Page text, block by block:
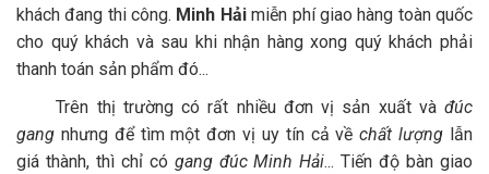
khách đang thi công. Minh Hảimiễn phí giao hàng toàn quốc
cho quý khách và sau khi nhận hàng xong quý khách phải
thanh toán sản phẩm đó...
Trên thị trường có rất nhiều đơn vị sản xuất và đúc
gang nhưng để tìm một đơn vị uy tín cả về chất lượng lẫn
giá thành, thì chỉ có gang đúc Minh Hải... Tiến độ bàn giao